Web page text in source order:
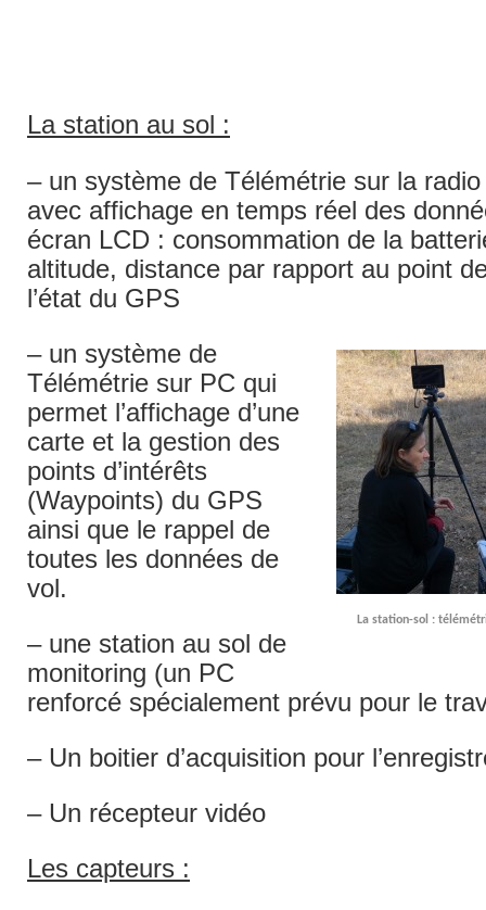
La station au sol :
– un système de Télémétrie sur la
avec affichage en temps réel des
écran LCD : consommation de la
altitude, distance par rapport au point
l’état du GPS
La station-sol :
– un système de
Télémétrie sur PC qui
permet l’affichage d’une
carte et la gestion des
points d’intérêts
(Waypoints) du GPS
ainsi que le rappel de
toutes les données de
vol.
– une station au sol de
monitoring (un PC
renforcé spécialement prévu pour le
– Un boitier d’acquisition pour
– Un récepteur vidéo
Les capteurs :